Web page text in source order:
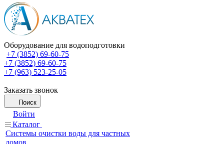
Оборудование для водоподготовки
+7 (3852) 69-60-75
+7 (3852) 69-60-75
+7 (963) 523-25-05
Заказать звонок
Поиск
Войти
Каталог
Системы очистки воды для частных
домов